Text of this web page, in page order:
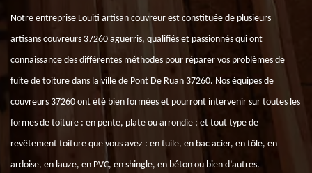
Notre entreprise Louiti artisan couvreur est constituée de plusieurs
artisans couvreurs 37260 aguerris, qualifiés et passionnés qui ont
connaissance des différentes méthodes pour réparer vos problèmes de
fuite de toiture dans la ville de Pont De Ruan 37260. Nos équipes de
couvreurs 37260 ont été bien formées et pourront intervenir sur toutes les
formes de toiture : en pente, plate ou arrondie ; et tout type de
revêtement toiture que vous avez : en tuile, en bac acier, en tôle, en
ardoise, en lauze, en PVC, en shingle, en béton ou bien d’autres.